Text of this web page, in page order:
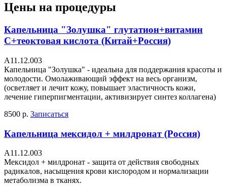
Цены на процедуры
Капельница "Золушка" глутатион+витамин
С+теоктовая кислота (Китай+Россия)
А11.12.003
Капельница "Золушка" - идеальна для поддержания красоты и
молодости. Омолаживающий эффект на весь организм,
(осветляет и лечит кожу, повышает эластичность кожи,
лечение гиперпигментации, активизирует синтез коллагена)
8500 р. Записаться
Капельница мексидол + милдронат (Россия)
А11.12.003
Мексидол + милдронат - защита от действия свободных
радикалов, насыщения крови кислородом и нормализации
метаболизма в тканях.